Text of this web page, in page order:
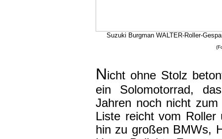
Suzuki Burgman WALTER-Roller-
Nicht ohne Stolz
ein Solomotorrad,
Jahren noch nicht
Liste reicht vom Roller
hin zu großen BMWs,